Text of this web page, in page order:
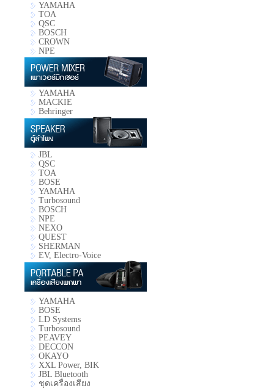
YAMAHA
TOA
QSC
BOSCH
CROWN
NPE
YAMAHA
MACKIE
Behringer
JBL
QSC
TOA
BOSE
YAMAHA
Turbosound
BOSCH
NPE
NEXO
QUEST
SHERMAN
EV, Electro-Voice
YAMAHA
BOSE
LD Systems
Turbosound
PEAVEY
DECCON
OKAYO
XXL Power, BIK
JBL Bluetooth
ชุดเครื่องเสียง